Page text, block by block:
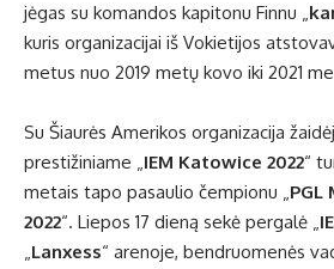
jėgas su komandos kapitonu Finnu „
kuris organizacijai iš Vokietijos
metus nuo 2019 metų kovo iki 2021
Su Šiaurės Amerikos organizacija
prestižiniame „IEM Katowice 2022“
metais tapo pasaulio čempionu „PGL
2022“. Liepos 17 dieną sekė pergalė „
„Lanxess“ arenoje, bendruomenės